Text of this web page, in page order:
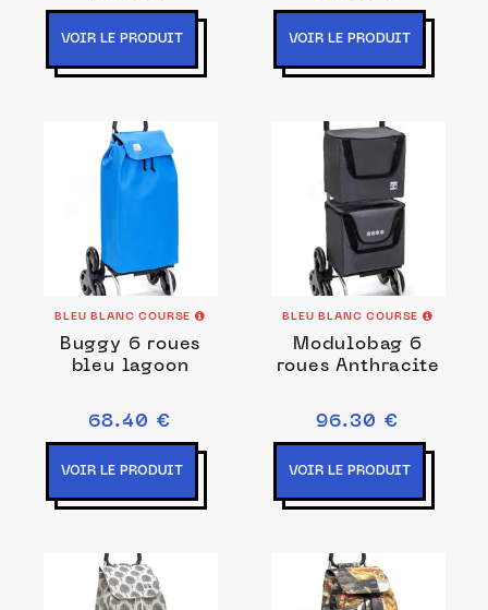
VOIR LE PRODUIT VOIR LE PRODUIT
BLEU BLANC COURSE
Buggy 6 roues
bleu lagoon
68.40 €
VOIR LE PRODUIT
BLEU BLANC COURSE
Modulobag 6
roues Anthracite
96.30 €
VOIR LE PRODUIT